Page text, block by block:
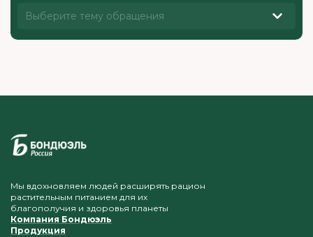
Выберите тему обращения
Мы вдохновляем людей расширять рацион
растительным питанием для их
благополучия и здоровья планеты
Компания Бондюэль
Продукция